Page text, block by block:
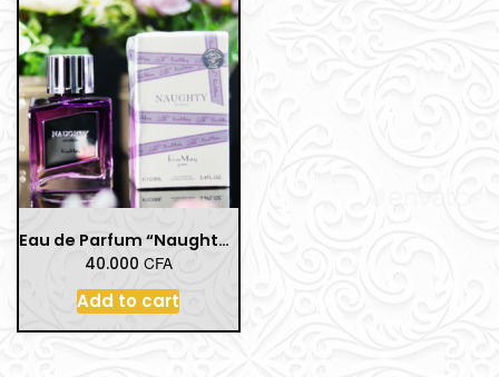
Eau de Parfum “Naughty Women” – 100 ml / 3.4 Fl.Oz
40.000 CFA
Add to cart